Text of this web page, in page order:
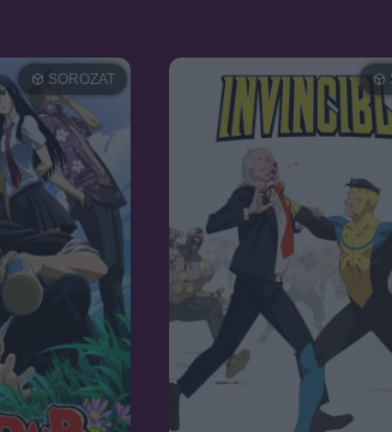
SOROZAT